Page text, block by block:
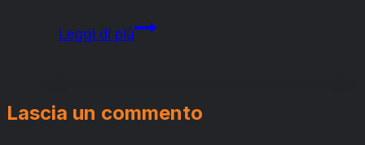
Leggi di piùSANTORO
BÙRLANDO”
Lascia un commento